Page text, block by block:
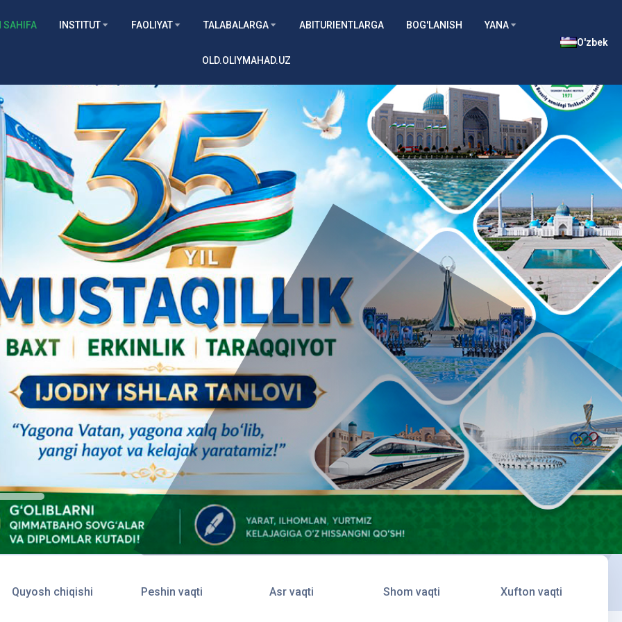
SAHIFA INSTITUT FAOLIYAT TALABALARGA ABITURIENTLARGA BOG'LANISH YANA
OLD.OLIYMAHAD.UZ
O'zbek
Quyosh chiqishi Peshin vaqti Asr vaqti Shom vaqti Xufton vaqti